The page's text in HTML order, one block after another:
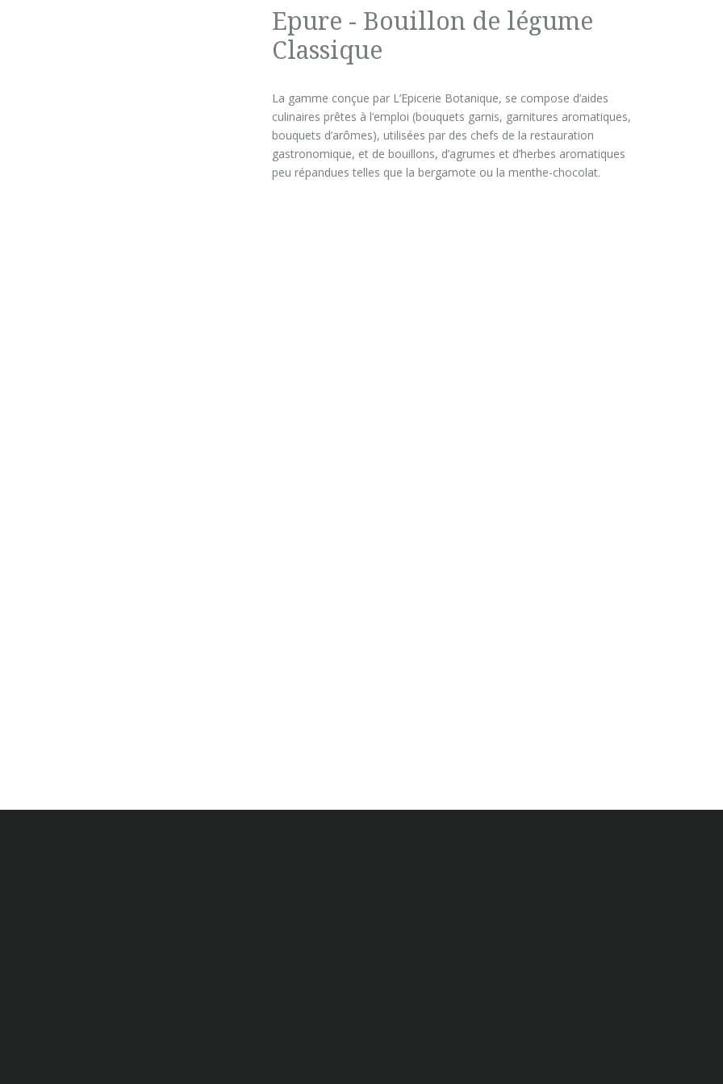
Epure - Bouillon de légume
Classique
La gamme conçue par L’Epicerie Botanique, se compose d’aides
culinaires prêtes à l’emploi (bouquets garnis, garnitures aromatiques,
bouquets d’arômes), utilisées par des chefs de la restauration
gastronomique, et de bouillons, d’agrumes et d’herbes aromatiques
peu répandues telles que la bergamote ou la menthe-chocolat.